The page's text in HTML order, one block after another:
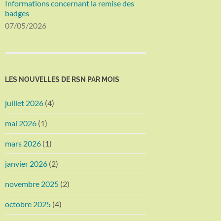
Informations concernant la remise des
badges
07/05/2026
LES NOUVELLES DE RSN PAR MOIS
juillet 2026 (4)
mai 2026 (1)
mars 2026 (1)
janvier 2026 (2)
novembre 2025 (2)
octobre 2025 (4)